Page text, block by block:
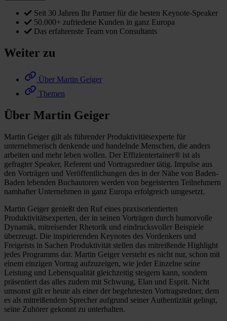
Seit 30 Jahren Ihr Partner für die besten Keynote-Speaker
50.000+ zufriedene Kunden in ganz Europa
Das erfahrenste Team von Consultants
Weiter zu
Über Martin Geiger
Themen
Über Martin Geiger
Martin Geiger gilt als führender Produktivitätsexperte für
unternehmerisch denkende und handelnde Menschen, die anders
arbeiten und mehr leben wollen. Der Effizientertainer® ist als
gefragter Speaker, Referent und Vortragsredner tätig. Impulse aus
den Vorträgen und Veröffentlichungen des in der Nähe von Baden-
Baden lebenden Buchautoren werden von begeisterten Teilnehmern
namhafter Unternehmen in ganz Europa erfolgreich umgesetzt.
Martin Geiger genießt den Ruf eines praxisorientierten
Produktivitätsexperten, der in seinen Vorträgen durch humorvolle
Dynamik, mitreisender Rhetorik und eindrucksvoller Beispiele
überzeugt. Die inspirierenden Keynotes des Vordenkers und
Freigeists in Sachen Produktivität stellen das mitreißende Highlight
jedes Programms dar. Martin Geiger versteht es nicht nur, schon mit
einem einzigen Vortrag aufzuzeigen, wie jeder Einzelne seine
Leistung und Lebensqualität gleichzeitig steigern kann, sondern
präsentiert das alles zudem mit Schwung, Elan und Esprit. Nicht
umsonst gilt er heute als einer der begehrtesten Vortragsredner, dem
es als mitreißendem Sprecher aufgrund seiner Authentizität gelingt,
seine Zuhörer gekonnt zu unterhalten.